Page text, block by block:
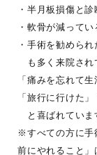
・半月板損傷と
・軟骨が減って
・手術を勧められ
も多く来院され
「痛みを忘れて
「旅行に行けた
と喜ばれていま
※すべての方に手
前にやれること」